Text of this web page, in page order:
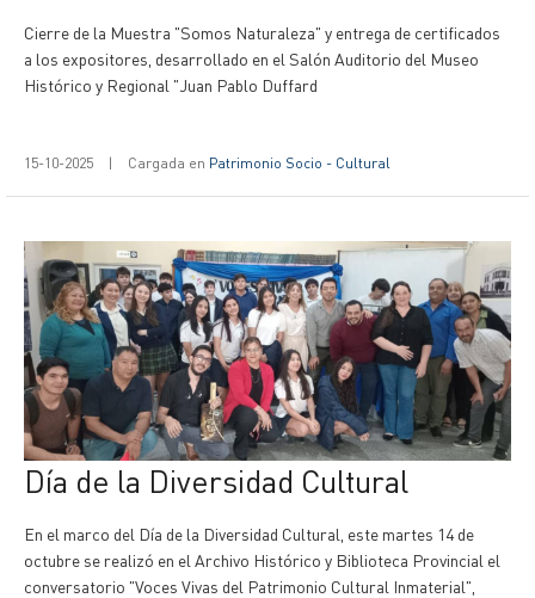
Cierre de la Muestra "Somos Naturaleza" y entrega de certificados
a los expositores, desarrollado en el Salón Auditorio del Museo
Histórico y Regional "Juan Pablo Duffard
15-10-2025 | Cargada en Patrimonio Socio - Cultural
Día de la Diversidad Cultural
En el marco del Día de la Diversidad Cultural, este martes 14 de
octubre se realizó en el Archivo Histórico y Biblioteca Provincial el
conversatorio "Voces Vivas del Patrimonio Cultural Inmaterial",